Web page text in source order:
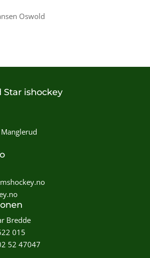
Oswold
Star ishockey
Bredde
015
52 47047